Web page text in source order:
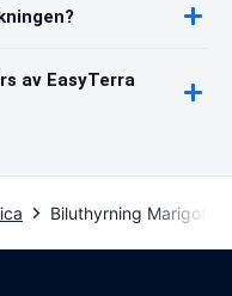
av EasyTerra
Biluthyrning Marigot